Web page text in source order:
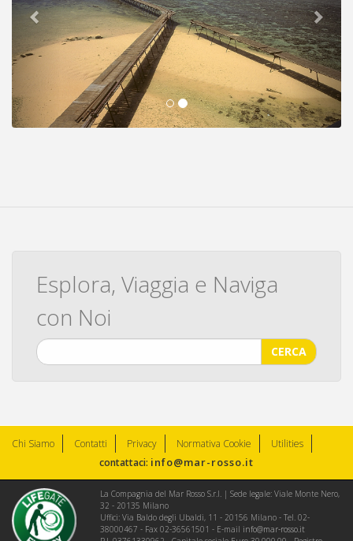
Esplora, Viaggia e Naviga
con Noi
CERCA
Chi Siamo Contatti Privacy Normativa Cookie
Utilities
contattaci: info@mar-rosso.it
La Compagnia del Mar Rosso S.r.l. | Sede legale: Viale Monte Nero,
32 - 20135 Milano
Uffici: Via Baldo degli Ubaldi, 11 - 20156 Milano - Tel. 02-
38000467 - Fax 02-36561501 - E-mail info@mar-rosso.it